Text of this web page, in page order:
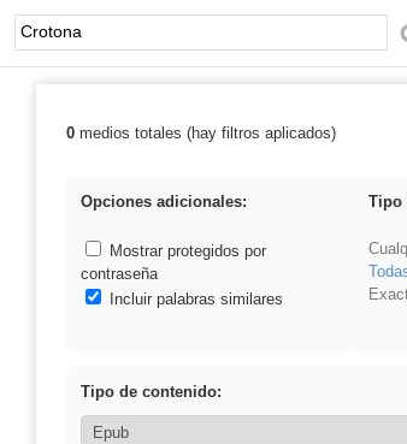
Palabra o frase:
Resultados de: Crotona
0medios totales (hay filtros aplicados)
Opciones adicionales:
Mostrar protegidos por
contraseña
Incluir palabras similares
Tipo
Tipo de contenido: